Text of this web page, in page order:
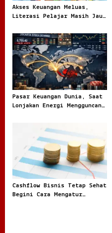
Akses Keuangan Meluas,
Literasi Pelajar Masih Jauh
Pasar Keuangan Dunia, Saat
Lonjakan Energi Mengguncang
Cashflow Bisnis Tetap Sehat
Begini Cara Mengatur